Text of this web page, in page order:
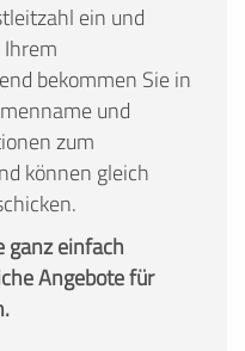
ein und
bekommen Sie in
und
zum
können gleich
ganz einfach
Angebote für